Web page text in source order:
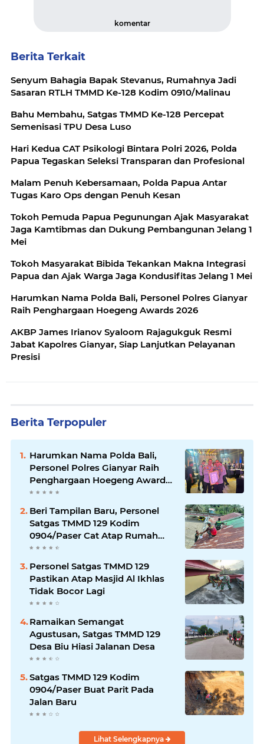
komentar
Berita Terkait
Senyum Bahagia Bapak Stevanus, Rumahnya Jadi
Sasaran RTLH TMMD Ke-128 Kodim 0910/Malinau
Bahu Membahu, Satgas TMMD Ke-128 Percepat
Semenisasi TPU Desa Luso
Hari Kedua CAT Psikologi Bintara Polri 2026, Polda
Papua Tegaskan Seleksi Transparan dan Profesional
Malam Penuh Kebersamaan, Polda Papua Antar
Tugas Karo Ops dengan Penuh Kesan
Tokoh Pemuda Papua Pegunungan Ajak Masyarakat
Jaga Kamtibmas dan Dukung Pembangunan Jelang 1
Mei
Tokoh Masyarakat Bibida Tekankan Makna Integrasi
Papua dan Ajak Warga Jaga Kondusifitas Jelang 1 Mei
Harumkan Nama Polda Bali, Personel Polres Gianyar
Raih Penghargaan Hoegeng Awards 2026
AKBP James Irianov Syaloom Rajagukguk Resmi
Jabat Kapolres Gianyar, Siap Lanjutkan Pelayanan
Presisi
Berita Terpopuler
Harumkan Nama Polda Bali,
Personel Polres Gianyar Raih
Penghargaan Hoegeng Awards
2026
Beri Tampilan Baru, Personel
Satgas TMMD 129 Kodim
0904/Paser Cat Atap Rumah
Marbot
Personel Satgas TMMD 129
Pastikan Atap Masjid Al Ikhlas
Tidak Bocor Lagi
Ramaikan Semangat
Agustusan, Satgas TMMD 129
Desa Biu Hiasi Jalanan Desa
Satgas TMMD 129 Kodim
0904/Paser Buat Parit Pada
Jalan Baru
Lihat Selengkapnya